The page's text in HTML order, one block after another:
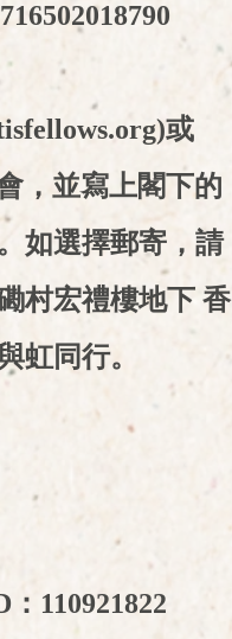
)或
，並寫上閣下的
如選擇郵寄，請
村宏禮樓地下 香
虹同行。
110921822